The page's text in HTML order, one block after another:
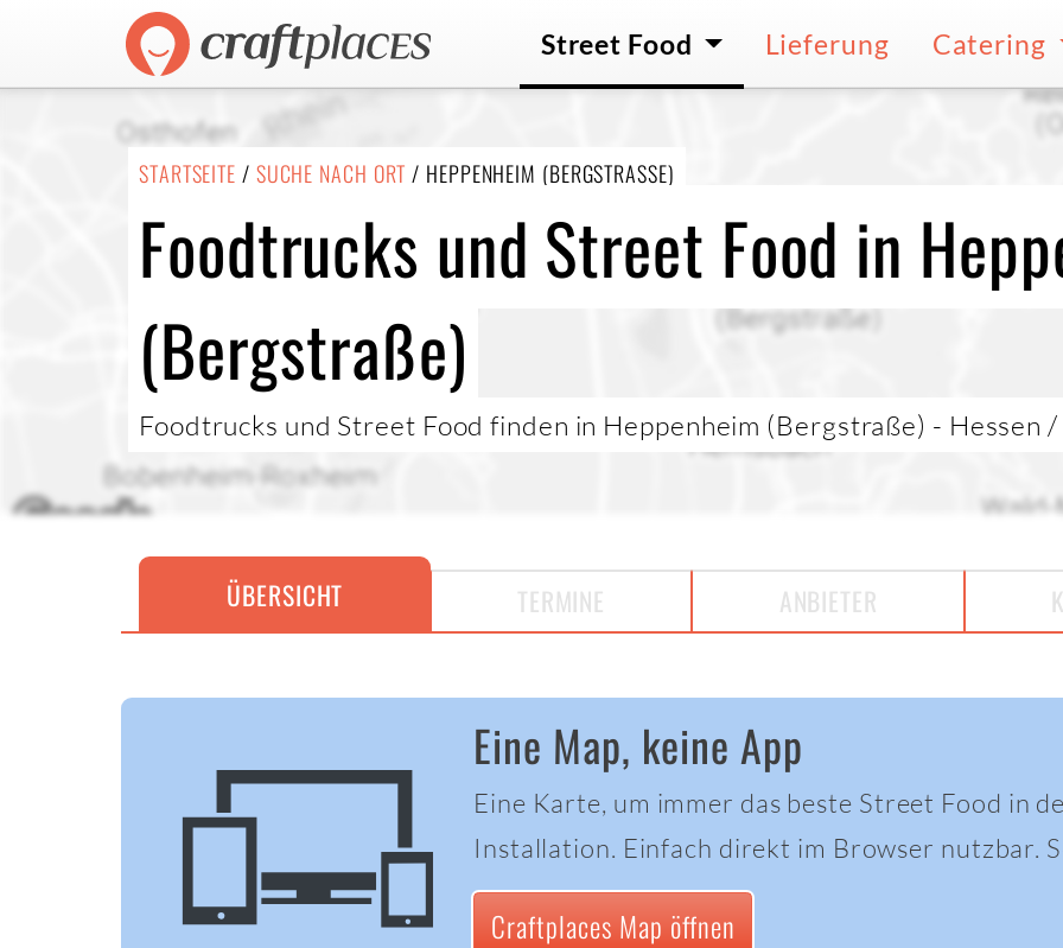
Street Food Lieferung Catering
STARTSEITE / SUCHE NACH ORT / HEPPENHEIM (BERGSTRASSE)
Foodtrucks und Street Food in
(Bergstraße)
Foodtrucks und Street Food finden in Heppenheim (Bergstraße) - Hessen
ÜBERSICHT TERMINE ANBIETER
Eine Map, keine App
Eine Karte, um immer das beste Street Food in
Installation. Einfach direkt im Browser nutzbar.
Craftplaces Map öffnen